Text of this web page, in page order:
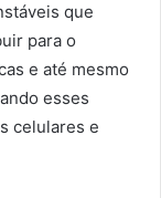
que
para o
e até mesmo
esses
celulares e